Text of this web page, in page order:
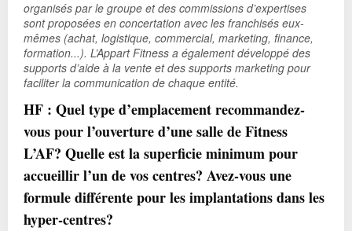
organisés par le groupe et des commissions d’expertises
sont proposées en concertation avec les franchisés eux-
mêmes (achat, logistique, commercial, marketing, finance,
formation...). L’Appart Fitness a également développé des
supports d’aide à la vente et des supports marketing pour
faciliter la communication de chaque entité.
HF : Quel type d’emplacement recommandez-
vous pour l’ouverture d’une salle de Fitness
L’AF? Quelle est la superficie minimum pour
accueillir l’un de vos centres? Avez-vous une
formule différente pour les implantations dans les
hyper-centres?